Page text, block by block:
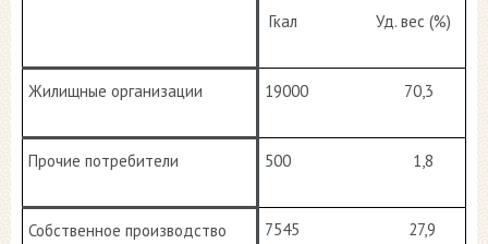
Гкал Уд. вес (%)
Жилищные организации 19000 70,3
Прочие потребители 500 1,8
Собственное производство 7545 27,9